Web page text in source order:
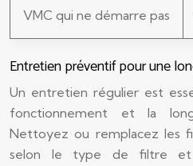
VMC qui ne démarre pas
Entretien préventif pour une
Un entretien régulier est
fonctionnement et la
Nettoyez ou remplacez les
selon le type de filtre et